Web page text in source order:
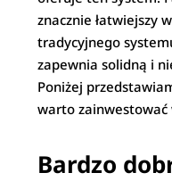
znacznie łatwiejszy
tradycyjnego
zapewnia solidną i
Poniżej
warto zainwestować
Bardzo